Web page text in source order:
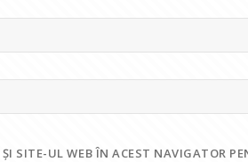
SITE-UL WEB ÎN ACEST NAVIGATOR